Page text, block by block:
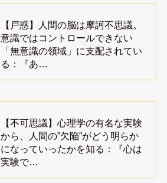
【戸惑】人間の脳は摩訶不思議。
意識ではコントロールできない
「無意識の領域」に支配されてい
る：『あ…
【不可思議】心理学の有名な実験
から、人間の”欠陥”がどう明らか
になっていったかを知る：『心は
実験で…